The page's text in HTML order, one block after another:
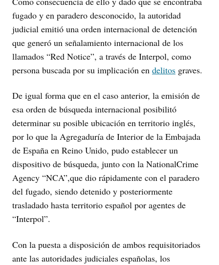
fugado y en paradero desconocido, la autoridad
judicial emitió una orden internacional de detención
que generó un señalamiento internacional de los
llamados “Red Notice”, a través de Interpol, como
persona buscada por su implicación en delitos graves.
De igual forma que en el caso anterior, la emisión de
esa orden de búsqueda internacional posibilitó
determinar su posible ubicación en territorio inglés,
por lo que la Agregaduría de Interior de la Embajada
de España en Reino Unido, pudo establecer un
dispositivo de búsqueda, junto con la NationalCrime
Agency “NCA”,que dio rápidamente con el paradero
del fugado, siendo detenido y posteriormente
trasladado hasta territorio español por agentes de
“Interpol”.
Con la puesta a disposición de ambos requisitoriados
ante las autoridades judiciales españolas, los